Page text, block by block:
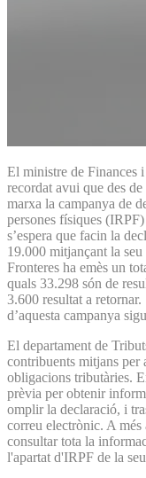
El ministre de Finances
recordat avui que des
marxa la campanya de
persones físiques
s’espera que facin la
19.000 mitjançant la
Fronteres ha emès un
quals 33.298 són de
3.600 resultat a retornar.
d’aquesta campanya
El departament de
contribuents mitjans per
obligacions tributàries.
prèvia per obtenir
omplir la declaració, i
correu electrònic. A
consultar tota la
l'apartat d'IRPF de la